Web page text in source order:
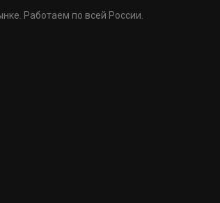
Работаем по всей России.